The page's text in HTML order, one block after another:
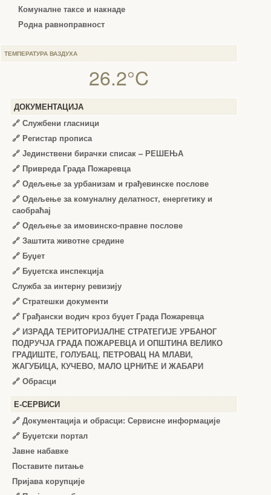
Комуналне таксе и накнаде
Родна равноправност
ТЕМПЕРАТУРА ВАЗДУХА
26.2°C
ДОКУМЕНТАЦИЈА
🔗 Службени гласници
🔗 Регистар прописа
🔗 Јединствени бирачки списак – РЕШЕЊА
🔗 Привреда Града Пожаревца
🔗 Одељење за урбанизам и грађевинске послове
🔗 Одељење за комуналну делатност, енергетику и
саобраћај
🔗 Одељење за имовинско-правне послове
🔗 Заштита животне средине
🔗 Буџет
🔗 Буџетска инспекција
Служба за интерну ревизију
🔗 Стратешки документи
🔗 Грађански водич кроз буџет Града Пожаревца
🔗 ИЗРАДА ТЕРИТОРИЈАЛНЕ СТРАТЕГИЈЕ УРБАНОГ
ПОДРУЧЈА ГРАДА ПОЖАРЕВЦА И ОПШТИНА ВЕЛИКО
ГРАДИШТЕ, ГОЛУБАЦ, ПЕТРОВАЦ НА МЛАВИ,
ЖАГУБИЦА, КУЧЕВО, МАЛО ЦРНИЋЕ И ЖАБАРИ
🔗 Обрасци
Е-СЕРВИСИ
🔗 Документација и обрасци: Сервисне информације
🔗 Буџетски портал
Јавне набавке
Поставите питање
Пријава корупције